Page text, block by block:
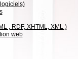
, RDF, XHTML, XML )
web